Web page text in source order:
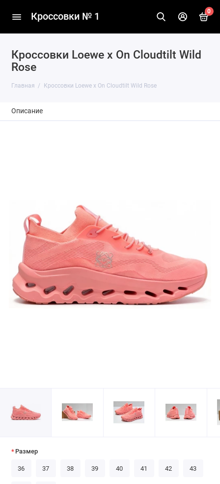
Кроссовки № 1 0
Кроссовки Loewe x On Cloudtilt Wild
Rose
Главная Кроссовки Loewe x On Cloudtilt Wild Rose
Описание
Размер
36 37 38 39 40 41 42 43